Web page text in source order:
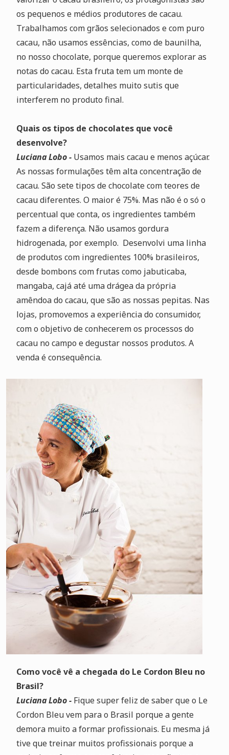
os pequenos e médios produtores de cacau.
Trabalhamos com grãos selecionados e com puro
cacau, não usamos essências, como de baunilha,
no nosso chocolate, porque queremos explorar as
notas do cacau. Esta fruta tem um monte de
particularidades, detalhes muito sutis que
interferem no produto final.
Quais os tipos de chocolates que você
desenvolve?
Luciana Lobo - Usamos mais cacau e menos açúcar.
As nossas formulações têm alta concentração de
cacau. São sete tipos de chocolate com teores de
cacau diferentes. O maior é 75%. Mas não é o só o
percentual que conta, os ingredientes também
fazem a diferença. Não usamos gordura
hidrogenada, por exemplo. Desenvolvi uma linha
de produtos com ingredientes 100% brasileiros,
desde bombons com frutas como jabuticaba,
mangaba, cajá até uma drágea da própria
amêndoa do cacau, que são as nossas pepitas. Nas
lojas, promovemos a experiência do consumidor,
com o objetivo de conhecerem os processos do
cacau no campo e degustar nossos produtos. A
venda é consequência.
Como você vê a chegada do Le Cordon Bleu no
Brasil?
Luciana Lobo - Fique super feliz de saber que o Le
Cordon Bleu vem para o Brasil porque a gente
demora muito a formar profissionais. Eu mesma já
tive que treinar muitos profissionais porque a